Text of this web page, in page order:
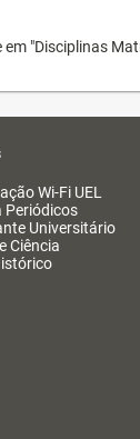
"Disciplinas
Wi-Fi UEL
Periódicos
Universitário
Ciência